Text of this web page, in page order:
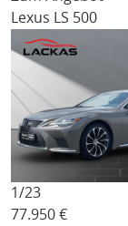
Lexus LS 500
1/23
77.950 €